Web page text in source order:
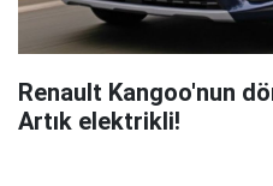
Renault Kangoo'nun
Artık elektrikli!